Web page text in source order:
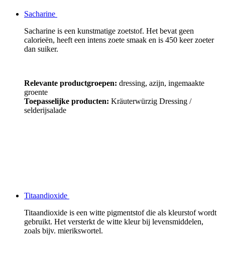
Sacharine
Sacharine is een kunstmatige zoetstof. Het bevat geen
calorieën, heeft een intens zoete smaak en is 450 keer zoeter
dan suiker.
Relevante productgroepen: dressing, azijn, ingemaakte
groente
Toepasselijke producten: Kräuterwürzig Dressing /
selderijsalade
Titaandioxide
Titaandioxide is een witte pigmentstof die als kleurstof wordt
gebruikt. Het versterkt de witte kleur bij levensmiddelen,
zoals bijv. mierikswortel.